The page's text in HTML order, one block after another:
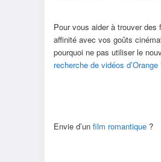
Pour vous aider à trouver des
affinité avec vos goûts
pourquoi ne pas utiliser le
recherche de vidéos d’Orange
Envie d’un film romantique?